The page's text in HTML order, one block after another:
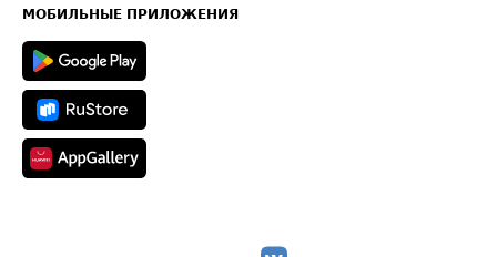
Техническая информация
МОБИЛЬНЫЕ ПРИЛОЖЕНИЯ